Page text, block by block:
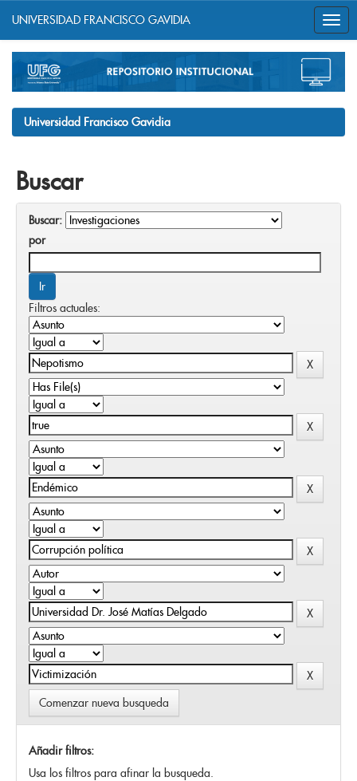
navigation
UNIVERSIDAD FRANCISCO GAVIDIA
Universidad Francisco Gavidia
Buscar
Buscar:
por
Filtros actuales:
Comenzar nueva busqueda
Añadir filtros:
Usa los filtros para afinar la busqueda.